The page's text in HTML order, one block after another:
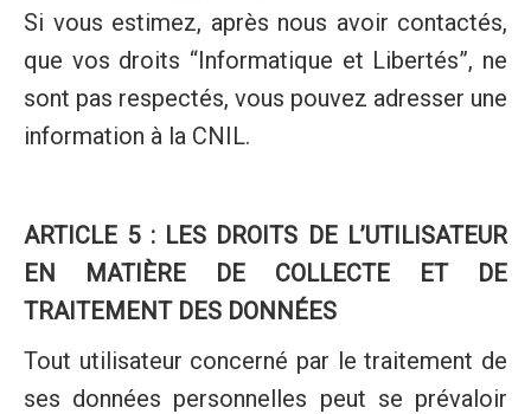
Si vous estimez, après nous avoir contactés,
que vos droits “Informatique et Libertés”, ne
sont pas respectés, vous pouvez adresser une
information à la CNIL.
ARTICLE 5 : LES DROITS DE L’UTILISATEUR
EN MATIÈRE DE COLLECTE ET DE
TRAITEMENT DES DONNÉES
Tout utilisateur concerné par le traitement de
ses données personnelles peut se prévaloir